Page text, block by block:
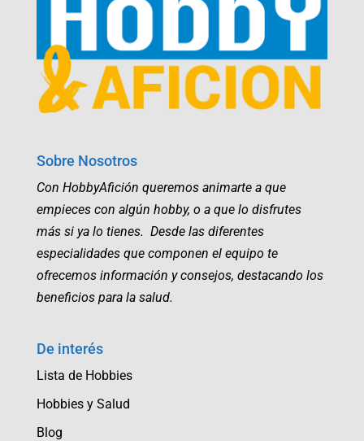
Sobre Nosotros
Con HobbyAfición queremos animarte a que
empieces con algún hobby, o a que lo disfrutes
más si ya lo tienes. Desde las diferentes
especialidades que componen el equipo te
ofrecemos información y consejos, destacando los
beneficios para la salud.
De interés
Lista de Hobbies
Hobbies y Salud
Blog